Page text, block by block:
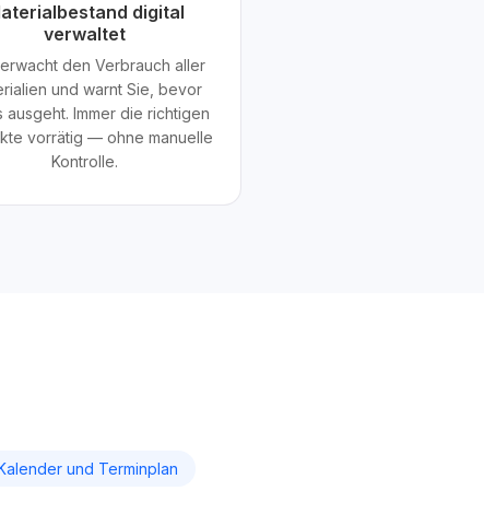
digital
verwaltet
den Verbrauch aller
und warnt Sie, bevor
ausgeht. Immer die richtigen
vorrätig — ohne manuelle
Kontrolle.
und Terminplan